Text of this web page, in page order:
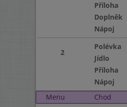
Příloha
Doplněk
Nápoj
2
Polévka
Jídlo
Příloha
Nápoj
Menu
Chod